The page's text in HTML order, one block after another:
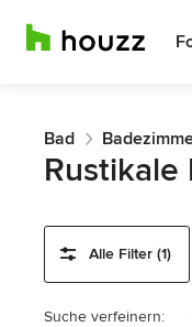
Bad
Rustikale
Alle Filter (1)
Suche verfeinern: